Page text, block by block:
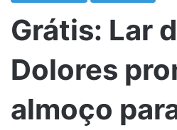
Grátis: Lar
Dolores
almoço